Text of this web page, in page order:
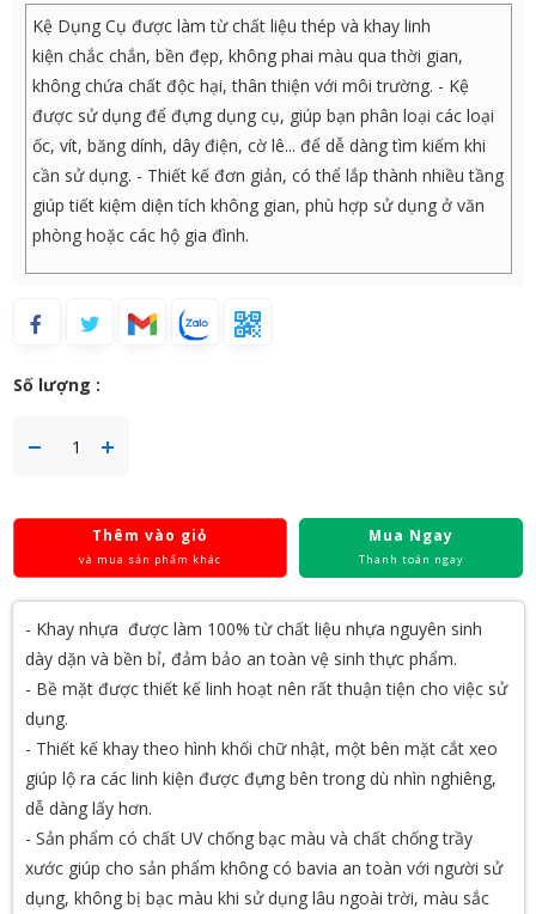
Kệ Dụng Cụ được làm từ chất liệu thép và khay linh
kiện chắc chắn, bền đẹp, không phai màu qua thời gian,
không chứa chất độc hại, thân thiện với môi trường. - Kệ
được sử dụng để đựng dụng cụ, giúp bạn phân loại các loại
ốc, vít, băng dính, dây điện, cờ lê... để dễ dàng tìm kiếm khi
cần sử dụng. - Thiết kế đơn giản, có thể lắp thành nhiều tầng
giúp tiết kiệm diện tích không gian, phù hợp sử dụng ở văn
phòng hoặc các hộ gia đình.
Số lượng :
Thêm vào giỏ
và mua sản phẩm khác
Mua Ngay
Thanh toán ngay
- Khay nhựa được làm 100% từ chất liệu nhựa nguyên sinh
dày dặn và bền bỉ, đảm bảo an toàn vệ sinh thực phẩm.
- Bề mặt được thiết kế linh hoạt nên rất thuận tiện cho việc sử
dụng.
- Thiết kế khay theo hình khối chữ nhật, một bên mặt cắt xeo
giúp lộ ra các linh kiện được đựng bên trong dù nhìn nghiêng,
dễ dàng lấy hơn.
- Sản phẩm có chất UV chống bạc màu và chất chống trầy
xước giúp cho sản phẩm không có bavia an toàn với người sử
dụng, không bị bạc màu khi sử dụng lâu ngoài trời, màu sắc